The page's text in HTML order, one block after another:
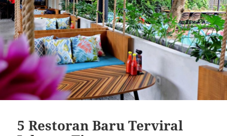
5 Restoran Baru Terviral